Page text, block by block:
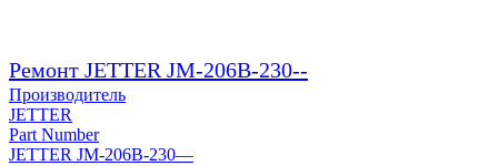
Ремонт JETTER JM-206B-230--
Производитель
JETTER
Part Number
JETTER JM-206B-230—